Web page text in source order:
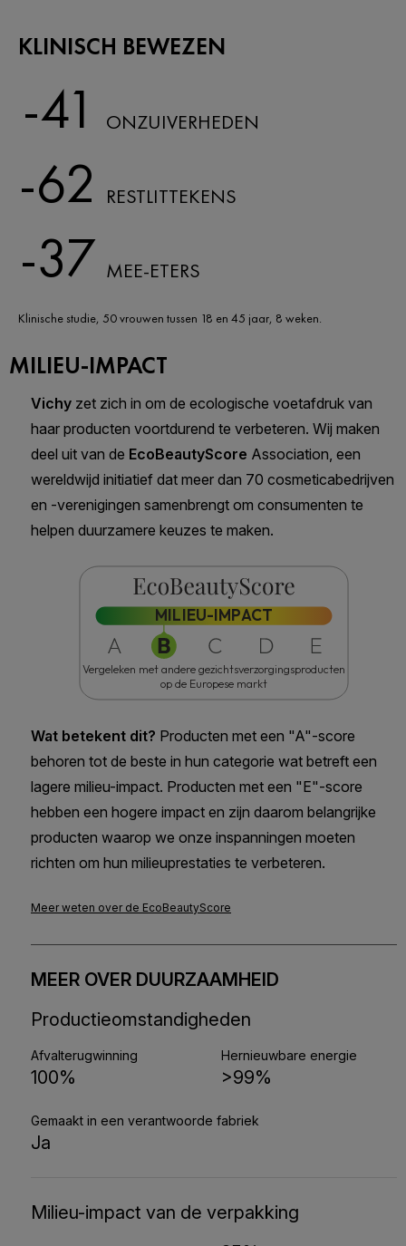
KLINISCH BEWEZEN
-41 ONZUIVERHEDEN
-62 RESTLITTEKENS
-37 MEE-ETERS
Klinische studie, 50 vrouwen tussen 18 en 45 jaar, 8 weken.​
MILIEU-IMPACT